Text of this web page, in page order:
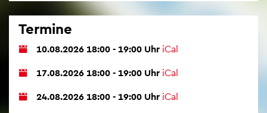
Ter­mi­ne
10.08.2026 18:00 - 19:00 Uhr iCal
17.08.2026 18:00 - 19:00 Uhr iCal
24.08.2026 18:00 - 19:00 Uhr iCal